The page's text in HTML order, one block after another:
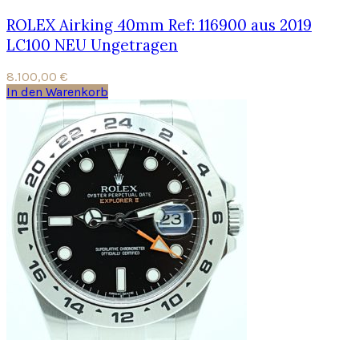
ROLEX Airking 40mm Ref: 116900 aus 2019
LC100 NEU Ungetragen
8.100,00 €
In den Warenkorb